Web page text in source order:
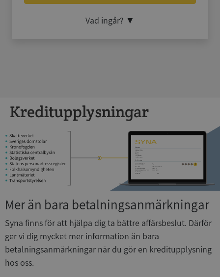
Vad ingår? ▼
Kreditupplysningar
Mer än bara betalningsanmärkningar
Syna finns för att hjälpa dig ta bättre affärsbeslut. Därför
ger vi dig mycket mer information än bara
betalningsanmärkningar när du gör en kreditupplysning
hos oss.